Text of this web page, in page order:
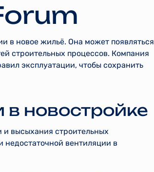
в новое жильё. Она может появляться
строительных процессов. Компания
эксплуатации, чтобы сохранить
новостройке
высыхания строительных
недостаточной вентиляции в